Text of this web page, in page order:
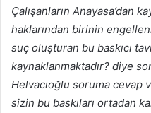
Çalışanların Anayasa’dan
haklarından birinin
suç oluşturan bu baskıcı
kaynaklanmaktadır? diye
Helvacıoğlu soruma cevap
sizin bu baskıları ortadan